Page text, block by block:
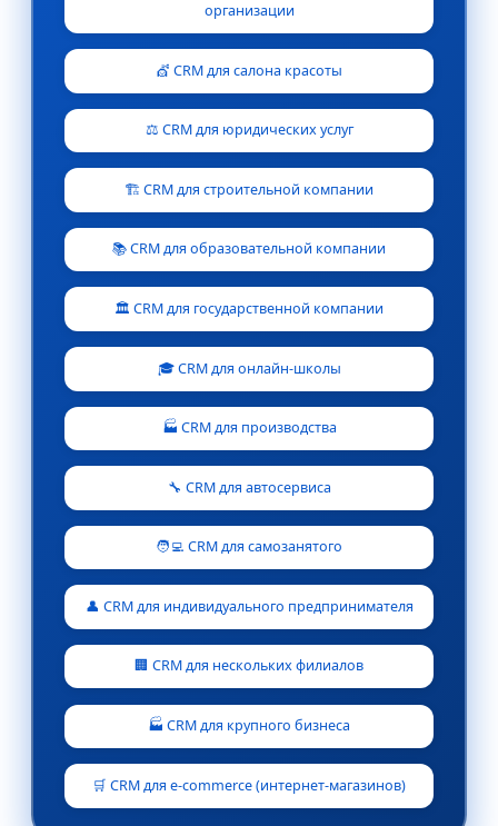
организации
💇 CRM для салона красоты
⚖️ CRM для юридических услуг
🏗️ CRM для строительной компании
📚 CRM для образовательной компании
🏛️ CRM для государственной компании
🎓 CRM для онлайн-школы
🏭 CRM для производства
🔧 CRM для автосервиса
🧑‍💻 CRM для самозанятого
👤 CRM для индивидуального предпринимателя
🏢 CRM для нескольких филиалов
🏭 CRM для крупного бизнеса
🛒 CRM для e-commerce (интернет-магазинов)